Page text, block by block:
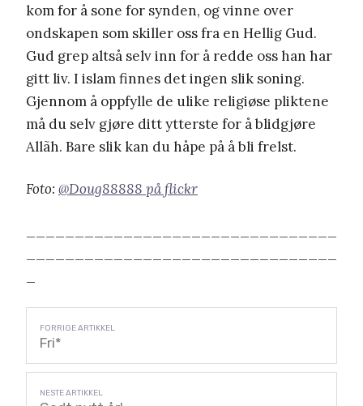
kom for å sone for synden, og vinne over
ondskapen som skiller oss fra en Hellig Gud.
Gud grep altså selv inn for å redde oss han har
gitt liv. I islam finnes det ingen slik soning.
Gjennom å oppfylle de ulike religiøse pliktene
må du selv gjøre ditt ytterste for å blidgjøre
Allãh. Bare slik kan du håpe på å bli frelst.
Foto: @Doug88888 på flickr
Fri*